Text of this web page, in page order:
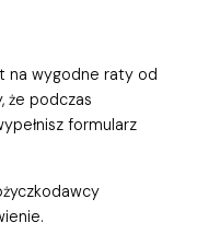
na wygodne raty od
że podczas
formularz